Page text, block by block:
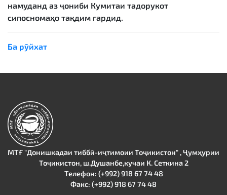
намуданд аз ҷониби Кумитаи тадорукот
сипосномаҳо тақдим гардид.
Ба рӯйхат
МТҒ "Донишкадаи тиббӣ-иҷтимоии Тоҷикистон" , Ҷумҳурии
Тоҷикистон, ш.Душанбе,кучаи К. Сеткина 2
Телефон: (+992) 918 67 74 48
Факс: (+992) 918 67 74 48